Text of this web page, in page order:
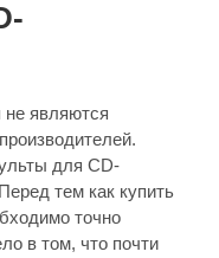
являются
для CD-
тем как купить
точно
в том, что почти